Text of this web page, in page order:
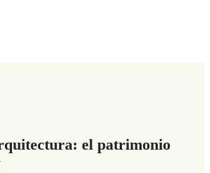
el patrimonio